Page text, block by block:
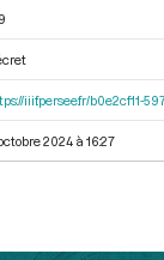
iiif.persee.fr/
2024 à 16:27